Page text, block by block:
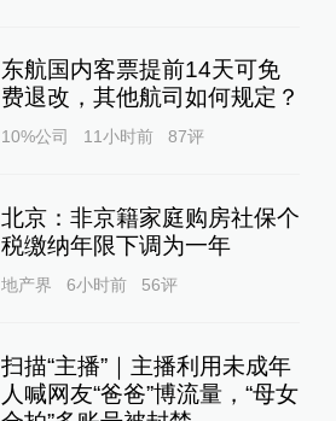
东航国内客票提前14天可免
费退改，其他航司如何规定？
10%公司 11小时前 87评
北京：非京籍家庭购房社保个
税缴纳年限下调为一年
地产界 6小时前 56评
扫描“主播”｜主播利用未成年
人喊网友“爸爸”博流量，“母女